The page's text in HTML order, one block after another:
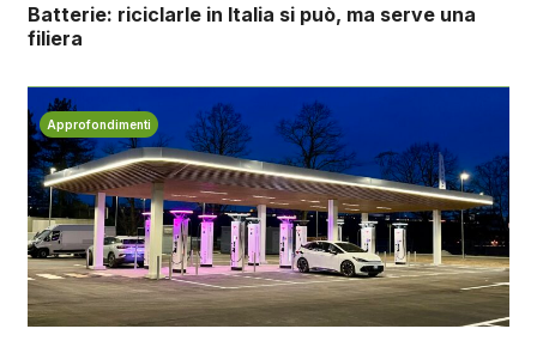
Batterie: riciclarle in Italia si può, ma serve una
filiera
Approfondimenti